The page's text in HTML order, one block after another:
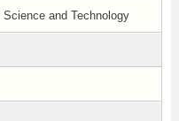
and Technology